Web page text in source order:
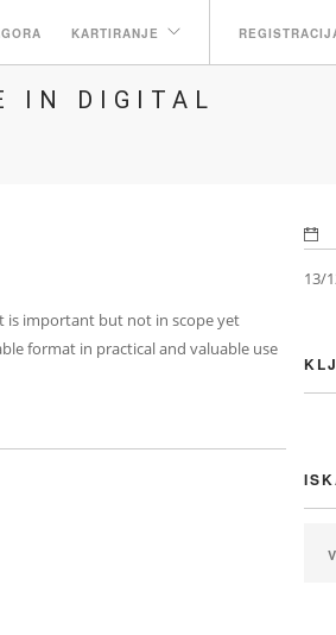
KARTIRANJE
IN DIGITAL
is important but not in scope yet
format in practical and valuable use
13/